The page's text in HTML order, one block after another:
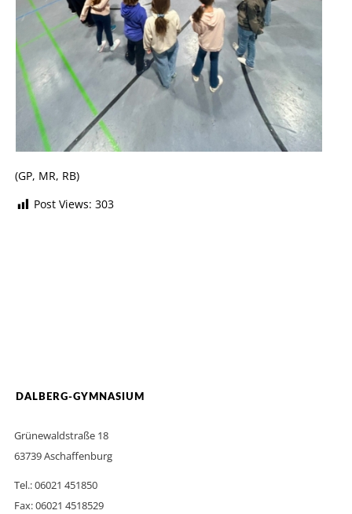
(GP, MR, RB)
Post Views: 303
DALBERG-GYMNASIUM
Grünewaldstraße 18
63739 Aschaffenburg
Tel.: 06021 451850
Fax: 06021 4518529